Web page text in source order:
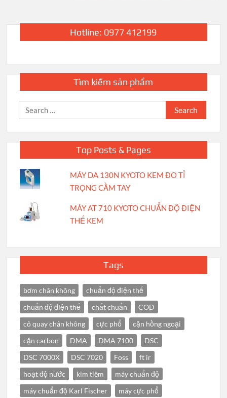
Hotline: 0977 412199
Tìm kiếm sản phẩm
Search
for:
Top Posts & Pages
MÁY DA 130N KYOTO KEM ĐO TỈ
TRỌNG CẦM TAY
MÁY AT 710 KYOTO CHUẨN ĐỘ ĐIỆN
THẾ KEM
Tags
bơm chân không
chuẩn độ điện thế
chuẩn độ điện thế
chất chuẩn
COD
cô quay chân không
cực phổ
cận hồng ngoại
cặn carbon
DMA DMA 7100
DSC
DSC 7000X
DSC 7020 Foss
ft ir
hoạt độ nước
kim tiêm
máy chuẩn độ
máy chuẩn độ Karl Fischer
máy cực phổ